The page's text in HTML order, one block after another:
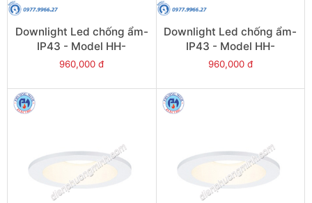
Downlight Led chống ẩm-
IP43 - Model HH-
LD20708K19
960,000 đ
Downlight Led chống ẩm-
IP43 - Model HH-
LD40708K19
960,000 đ